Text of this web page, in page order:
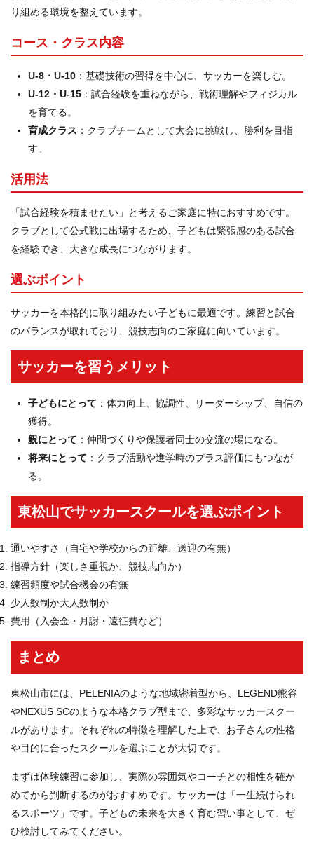
り組める環境を整えています。
コース・クラス内容
U-8・U-10 ：基礎技術の習得を中心に、サッカーを楽しむ。
U-12・U-15 ：試合経験を重ねながら、戦術理解やフィジカル
を育てる。
育成クラス ：クラブチームとして大会に挑戦し、勝利を目指
す。
活用法
「試合経験を積ませたい」と考えるご家庭に特におすすめです。
クラブとして公式戦に出場するため、子どもは緊張感のある試合
を経験でき、大きな成長につながります。
選ぶポイント
サッカーを本格的に取り組みたい子どもに最適です。練習と試合
のバランスが取れており、競技志向のご家庭に向いています。
サッカーを習うメリット
子どもにとって ：体力向上、協調性、リーダーシップ、自信の
獲得。
親にとって ：仲間づくりや保護者同士の交流の場になる。
将来にとって ：クラブ活動や進学時のプラス評価にもつなが
る。
東松山でサッカースクールを選ぶポイント
通いやすさ（自宅や学校からの距離、送迎の有無）
指導方針（楽しさ重視か、競技志向か）
練習頻度や試合機会の有無
少人数制か大人数制か
費用（入会金・月謝・遠征費など）
まとめ
東松山市には、PELENIAのような地域密着型から、LEGEND熊谷
やNEXUS SCのような本格クラブ型まで、多彩なサッカースクー
ルがあります。それぞれの特徴を理解した上で、お子さんの性格
や目的に合ったスクールを選ぶことが大切です。
まずは体験練習に参加し、実際の雰囲気やコーチとの相性を確か
めてから判断するのがおすすめです。サッカーは「一生続けられ
るスポーツ」です。子どもの未来を大きく育む習い事として、ぜ
ひ検討してみてください。